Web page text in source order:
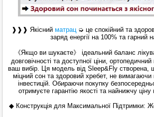
❱❱❱ Якісний матрац➭ це спокійний та
заряд енергії на 100% та гарний
《Якщо ви шукаєте》 ідеальний баланс
довговічності та доступної ціни,
ваш вибір. Ця модель від Sleep&Fly створена,
міцний сон та здоровий хребет, не
інвестицій. Обираючи покупку
отримуєте гарантію якості та найнижчу ціну
◆ Конструкція для Максимальної Підтримки: